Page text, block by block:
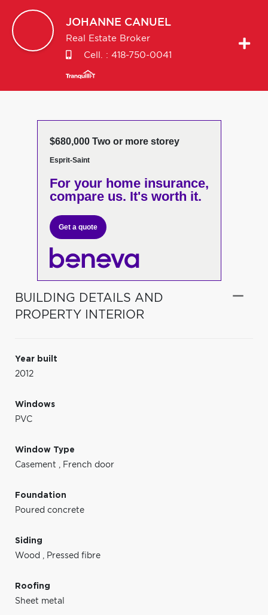
JOHANNE CANUEL
Real Estate Broker
Cell. : 418-750-0041
$680,000 Two or more storey
Esprit-Saint
For your home insurance,
compare us. It's worth it.
Get a quote
BUILDING DETAILS AND
PROPERTY INTERIOR
Year built
2012
Windows
PVC
Window Type
Casement , French door
Foundation
Poured concrete
Siding
Wood , Pressed fibre
Roofing
Sheet metal